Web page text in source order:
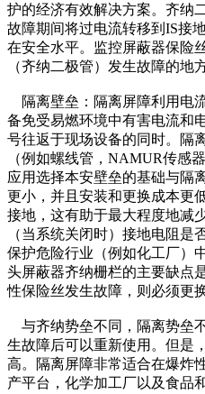
护的经济有效解决方案。齐纳
故障期间将过电流转移到IS接
在安全水平。监控屏蔽器保险
（齐纳二极管）发生故障的地
隔离壁垒：隔离屏障利用电
备免受易燃环境中有害电流和
号往返于现场设备的同时。隔
（例如螺线管，NAMUR传感
应用选择本安壁垒的基础与隔
更小，并且安装和更换成本更
接地，这有助于最大程度地减
（当系统关闭时）接地电阻
保护危险行业（例如化工厂）
头屏蔽器齐纳栅栏的主要缺点
性保险丝发生故障，则必须更
与齐纳势垒不同，隔离势垒
生故障后可以重新使用。但是
高。隔离屏障非常适合在爆炸
产平台，化学加工厂以及食品